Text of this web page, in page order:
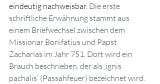
eindeutig nachweisbar. Die erste
schriftliche Erwähnung stammt aus
einem Briefwechsel zwischen dem
Missionar Bonifatius und Papst
Zacharias im Jahr 751. Dort wird ein
Brauch beschrieben, der als ‚ignis
pachalis‘ (Passahfeuer) bezeichnet wird.